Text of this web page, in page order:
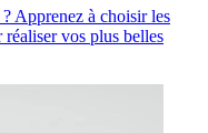
Apprenez à choisir les
réaliser vos plus belles